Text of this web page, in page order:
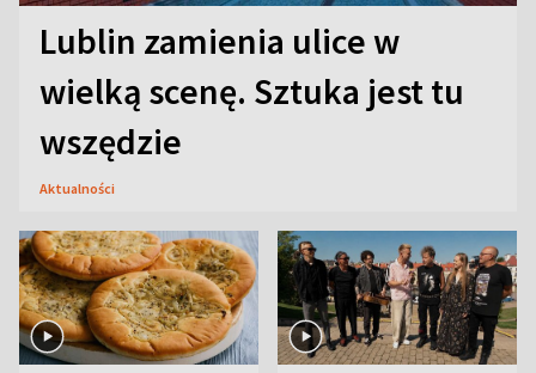
Lublin zamienia ulice w
wielką scenę. Sztuka jest tu
wszędzie
Aktualności